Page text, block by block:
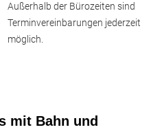
Außerhalb der Bürozeiten sind
Terminvereinbarungen jederzeit
möglich.